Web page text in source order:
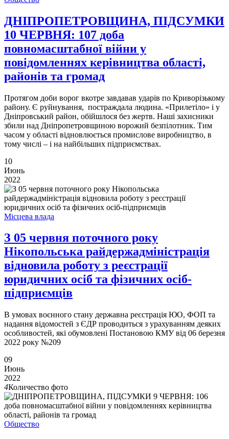
ДНІПРОПЕТРОВЩИНА, ПІДСУМКИ
10 ЧЕРВНЯ: 107 доба
повномасштабної війни у
повідомленнях керівництва області,
районів та громад
Протягом доби ворог вкотре завдавав ударів по Криворізькому
району. Є руйнування, постраждала людина. «Прилетіло» і у
Дніпровський район, обійшлося без жертв. Наші захисники
збили над Дніпропетровщиною ворожий безпілотник. Тим
часом у області відновлюється промислове виробництво, в
тому числі – і на найбільших підприємствах.
10
Июнь
2022
Місцева влада
З 05 червня поточного року
Нікопольська райдержадміністрація
відновила роботу з реєстрації
юридичних осіб та фізичних осіб-
підприємців
В умовах воєнного стану державна реєстрація ЮО, ФОП та
надання відомостей з ЄДР проводиться з урахуванням деяких
особливостей, які обумовлені Постановою КМУ від 06 березня
2022 року №209
09
Июнь
2022
4Количество фото
Общество